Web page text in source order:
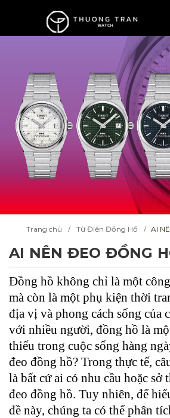
Trang chủ Từ Điển Đồng Hồ AI
AI NÊN ĐEO ĐỒNG
Đồng hồ không chỉ là một
mà còn là một phụ kiện thời
địa vị và phong cách sống của
với nhiều người, đồng hồ là
thiếu trong cuộc sống hàng
đeo đồng hồ? Trong thực tế,
là bất cứ ai có nhu cầu hoặc sở
đeo đồng hồ. Tuy nhiên, để
đề này, chúng ta có thể phân